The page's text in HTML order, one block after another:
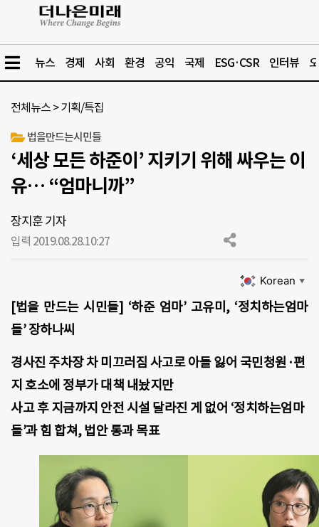
뉴스 경제 사회 환경 공익 국제 ESG·CSR 인터뷰
전체뉴스 >기획/특집
법을만드는시민들
‘세상 모든 하준이’ 지키기 위해 싸우는 이
유… “엄마니까”
장지훈 기자
입력 2019.08.28.10:27
Korean ▼
[법을 만드는 시민들] ‘하준 엄마’ 고유미, ‘정치하는엄마
들’ 장하나씨
경사진 주차장 차 미끄러짐 사고로 아들 잃어 국민청원·편
지 호소에 정부가 대책 내놨지만
사고 후 지금까지 안전 시설 달라진 게 없어 ‘정치하는엄마
들’과 힘 합쳐, 법안 통과 목표